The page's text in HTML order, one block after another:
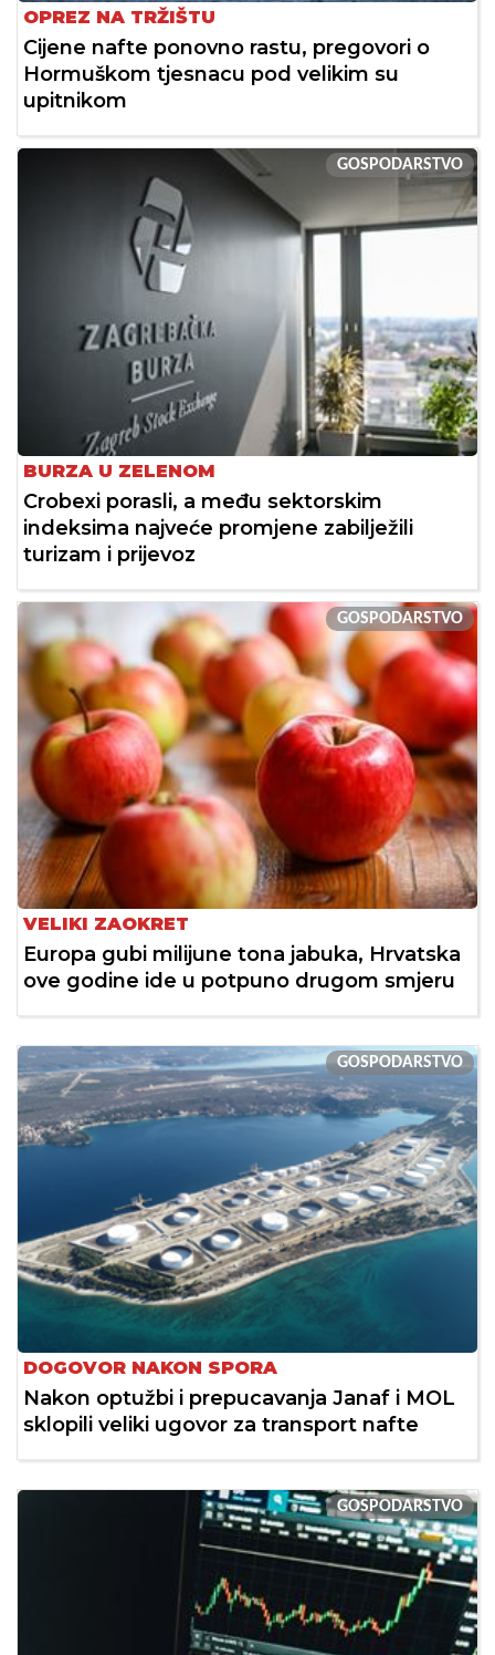
OPREZ NA TRŽIŠTU
Cijene nafte ponovno rastu, pregovori o
Hormuškom tjesnacu pod velikim su
upitnikom
GOSPODARSTVO
BURZA U ZELENOM
Crobexi porasli, a među sektorskim
indeksima najveće promjene zabilježili
turizam i prijevoz
GOSPODARSTVO
VELIKI ZAOKRET
Europa gubi milijune tona jabuka, Hrvatska
ove godine ide u potpuno drugom smjeru
GOSPODARSTVO
DOGOVOR NAKON SPORA
Nakon optužbi i prepucavanja Janaf i MOL
sklopili veliki ugovor za transport nafte
GOSPODARSTVO